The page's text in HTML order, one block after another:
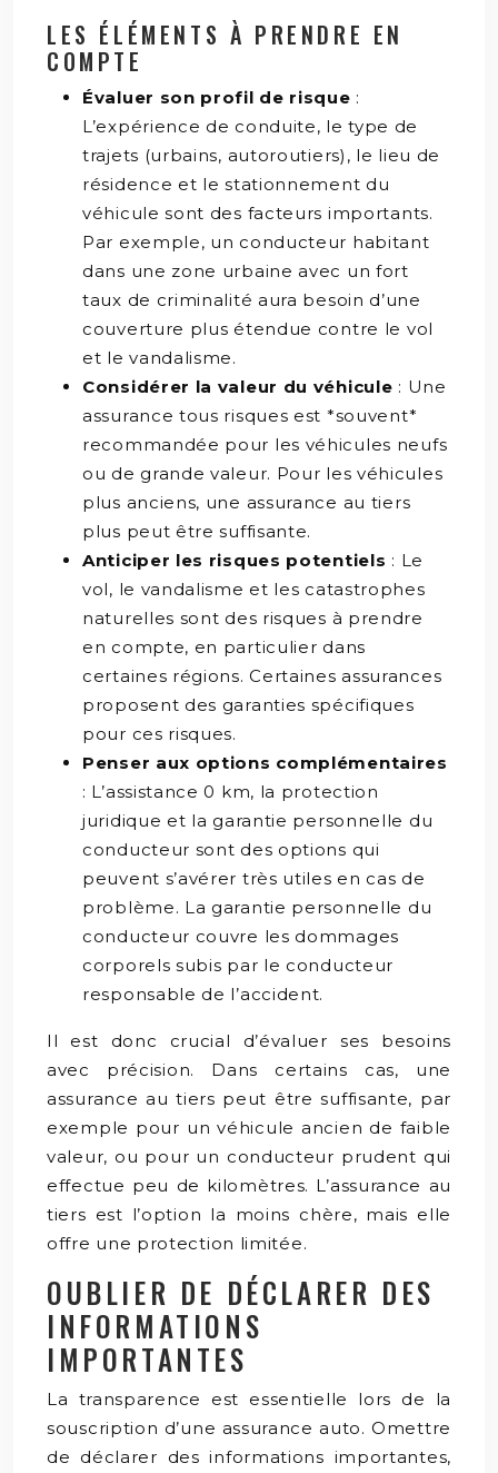
LES ÉLÉMENTS À PRENDRE EN
COMPTE
Évaluer son profil de risque :
L’expérience de conduite, le type de
trajets (urbains, autoroutiers), le lieu de
résidence et le stationnement du
véhicule sont des facteurs importants.
Par exemple, un conducteur habitant
dans une zone urbaine avec un fort
taux de criminalité aura besoin d’une
couverture plus étendue contre le vol
et le vandalisme.
Considérer la valeur du véhicule : Une
assurance tous risques est *souvent*
recommandée pour les véhicules neufs
ou de grande valeur. Pour les véhicules
plus anciens, une assurance au tiers
plus peut être suffisante.
Anticiper les risques potentiels : Le
vol, le vandalisme et les catastrophes
naturelles sont des risques à prendre
en compte, en particulier dans
certaines régions. Certaines assurances
proposent des garanties spécifiques
pour ces risques.
Penser aux options complémentaires
: L’assistance 0 km, la protection
juridique et la garantie personnelle du
conducteur sont des options qui
peuvent s’avérer très utiles en cas de
problème. La garantie personnelle du
conducteur couvre les dommages
corporels subis par le conducteur
responsable de l’accident.
Il est donc crucial d’évaluer ses besoins
avec précision. Dans certains cas, une
assurance au tiers peut être suffisante, par
exemple pour un véhicule ancien de faible
valeur, ou pour un conducteur prudent qui
effectue peu de kilomètres. L’assurance au
tiers est l’option la moins chère, mais elle
offre une protection limitée.
OUBLIER DE DÉCLARER DES
INFORMATIONS
IMPORTANTES
La transparence est essentielle lors de la
souscription d’une assurance auto. Omettre
de déclarer des informations importantes,